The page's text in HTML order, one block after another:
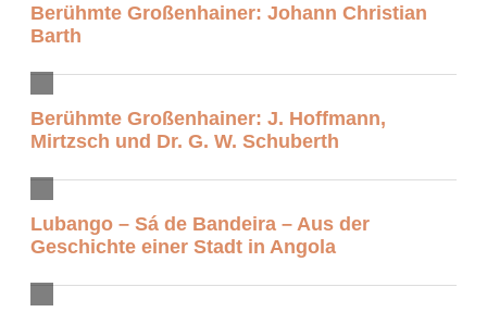
Berühmte Großenhainer: Johann Christian
Barth
Berühmte Großenhainer: J. Hoffmann,
Mirtzsch und Dr. G. W. Schuberth
Lubango – Sá de Bandeira – Aus der
Geschichte einer Stadt in Angola